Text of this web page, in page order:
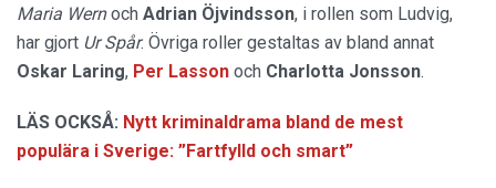
Maria Wernoch Adrian Öjvindsson, i rollen som Ludvig,
har gjort Ur Spår. Övriga roller gestaltas av bland annat
Oskar Laring, Per Lasson och Charlotta Jonsson.
LÄS OCKSÅ: Nytt kriminaldrama bland de mest
populära i Sverige: ”Fartfylld och smart”